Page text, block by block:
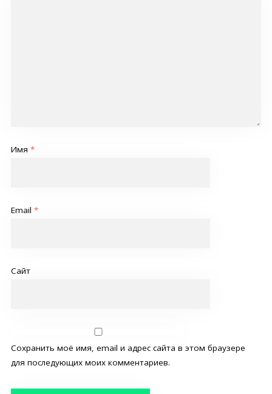
Имя *
Email *
Сайт
Сохранить моё имя, email и адрес сайта в этом браузере
для последующих моих комментариев.